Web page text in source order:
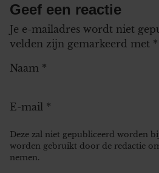
Geef een reactie
Je e-mailadres wordt niet
velden zijn gemarkeerd met *
Naam *
E-mail *
Deze zal niet gepubliceerd worden
worden gebruikt door de redactie
nemen.